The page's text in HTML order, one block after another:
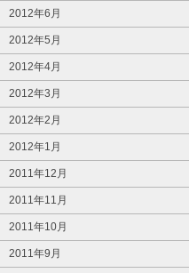
2012年6月
2012年5月
2012年4月
2012年3月
2012年2月
2012年1月
2011年12月
2011年11月
2011年10月
2011年9月